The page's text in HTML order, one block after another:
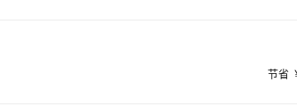
节省